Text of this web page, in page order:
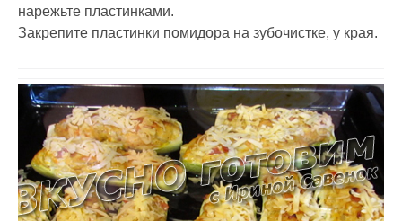
нарежьте пластинками.
Закрепите пластинки помидора на зубочистке, у края.